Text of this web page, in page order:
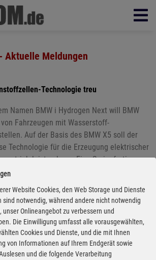
Aktuelle Meldungen
Technologie treu
Namen BMW i Hydrogen Next will BMW
Fahrzeugen mit Wasserstoff-
Auf der Basis des BMW X5 soll der
Technologie für die Erzeugung elektrischer
leisten kann. Eine Serienfertigung
in Serie sehen die Münchner erst
notwendige vierte Säule der Antriebe:
und Brennstoffzelle.
Website Cookies, den Web Storage und Dienste
sind notwendig, während andere nicht notwendig
Onlineangebot zu verbessern und
Die Einwilligung umfasst alle vorausgewählten,
Cookies und Dienste, und die mit Ihnen
von Informationen auf Ihrem Endgerät sowie
und die folgende Verarbeitung